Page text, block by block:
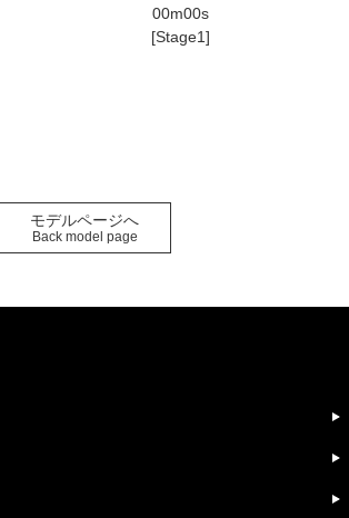
00m00s
[Stage1]
モデルページへ
Back model page